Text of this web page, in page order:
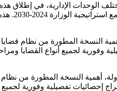
الوحدات الإدارية، في إطلاق
لشؤون
النسخة المطورة من نظام
لجميع أنواع القضايا
أهمية النسخة المطورة من نظام
إحصائيات تفصيلية وفورية لجميع